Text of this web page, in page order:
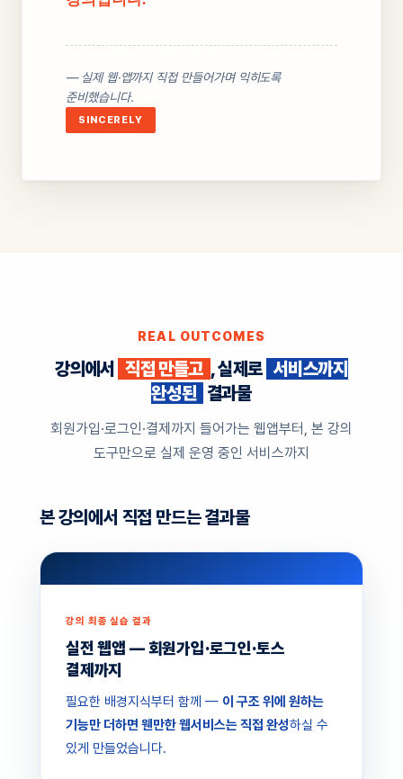
— 실제 웹·앱까지 직접 만들어가며 익히도록
준비했습니다.
SINCERELY
REAL OUTCOMES
강의에서 직접 만들고 , 실제로 서비스까지
완성된 결과물
회원가입·로그인·결제까지 들어가는 웹앱부터, 본 강의
도구만으로 실제 운영 중인 서비스까지
본 강의에서 직접 만드는 결과물
강의 최종 실습 결과
실전 웹앱 — 회원가입·로그인·토스
결제까지
필요한 배경지식부터 함께 — 이 구조 위에 원하는
기능만 더하면 웬만한 웹서비스는 직접 완성하실 수
있게 만들었습니다.